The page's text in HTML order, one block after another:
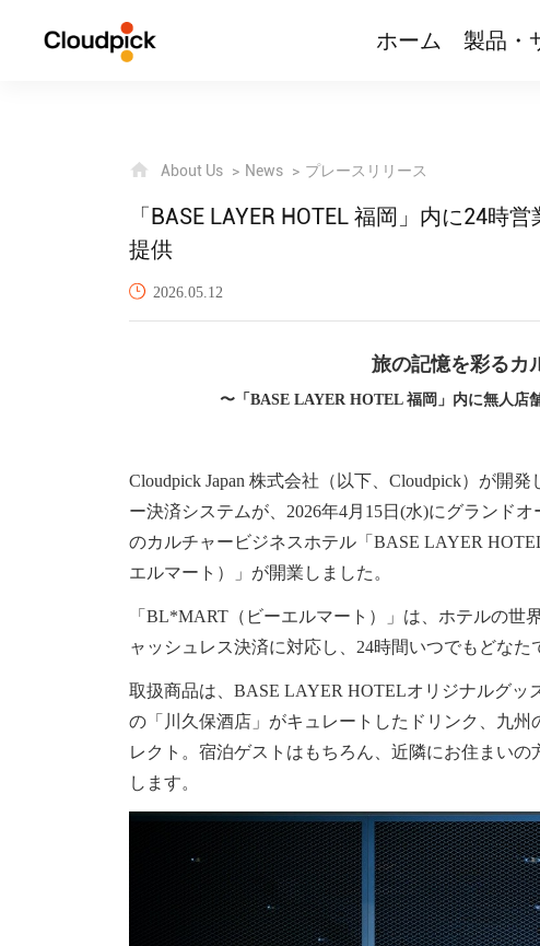
ホーム 製品・
About Us News プレースリリース
「BASE LAYER HOTEL 福岡」内に24時
提供
2026.05.12
旅の記憶を彩るカ
〜「BASE LAYER HOTEL 福岡」内に無人店
Cloudpick Japan 株式会社（以下、Cloudpick）が開
ー決済システムが、2026年4月15日(水)にグランド
のカルチャービジネスホテル「BASE LAYER
エルマート）」 が開業しました。
「BL*MART（ビーエルマート）」は、ホテルの世
ャッシュレス決済に対応し、24時間いつでもどなた
取扱商品は、BASE LAYER HOTELオリジナルグ
の「川久保酒店」がキュレートしたドリンク、九
レクト。宿泊ゲストはもちろん、近隣にお住まい
します。